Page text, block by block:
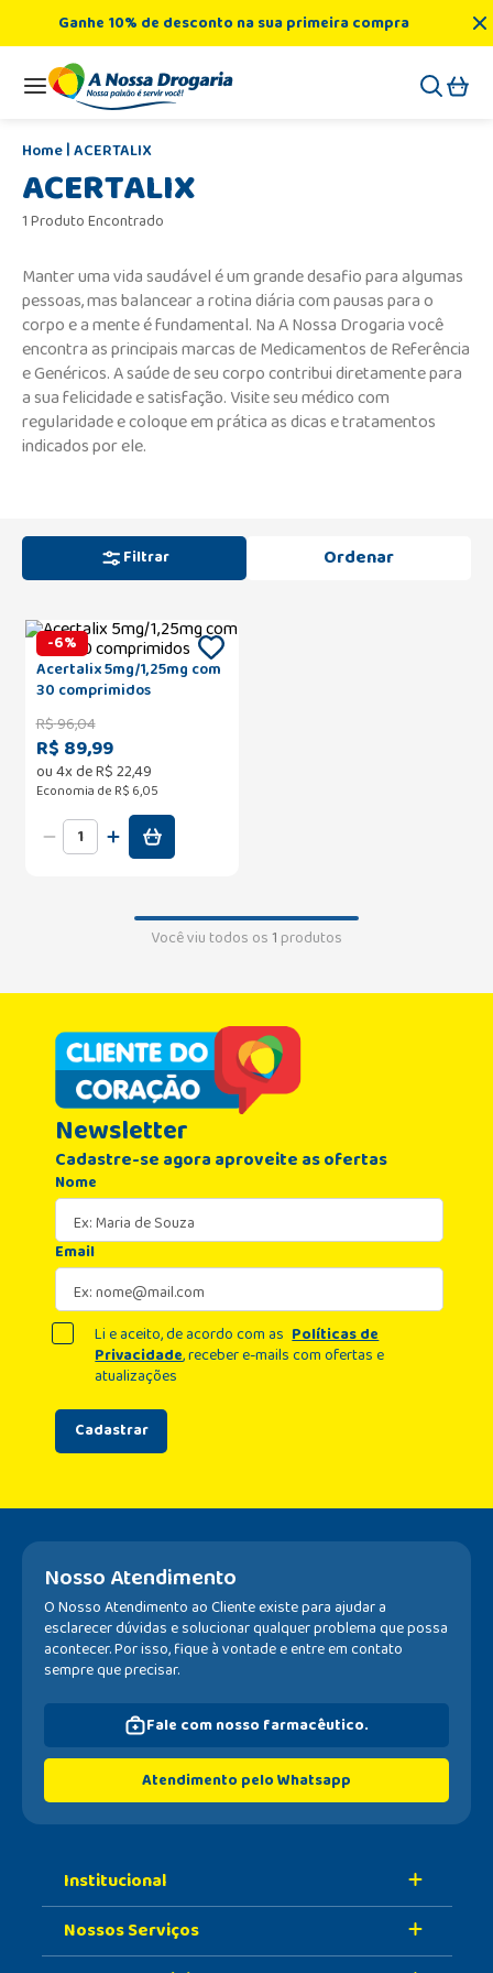
Ganhe 10% de desconto na sua primeira compra
ACERTALIX
ACERTALIX
1 Produto Encontrado
Manter uma vida saudável é um grande desafio para algumas
pessoas, mas balancear a rotina diária com pausas para o
corpo e a mente é fundamental. Na A Nossa Drogaria você
encontra as principais marcas de Medicamentos de Referência
e Genéricos. A saúde de seu corpo contribui diretamente para
a sua felicidade e satisfação. Visite seu médico com
regularidade e coloque em prática as dicas e tratamentos
indicados por ele.
Filtrar
-6%
Acertalix 5mg/1,25mg com
30 comprimidos
R$96,04
R$ 89,99
ou4x deR$22,49
Economia de R$ 6,05
Você viu todos os1produtos
Newsletter
Cadastre-se agora aproveite as ofertas
Nome
Email
Cadastrar
Li e aceito, de acordo com as Políticas de
Privacidade, receber e-mails com ofertas e
atualizações
Nosso Atendimento
O Nosso Atendimento ao Cliente existe para ajudar a
esclarecer dúvidas e solucionar qualquer problema que possa
acontecer. Por isso, fique à vontade e entre em contato
sempre que precisar.
Fale com nosso farmacêutico.
Atendimento pelo Whatsapp
Institucional
Sobre A Nossa Drogaria
Nossos Serviços